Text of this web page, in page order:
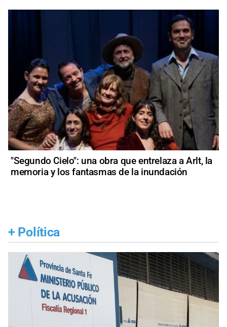
"Segundo Cielo": una obra que entrelaza a Arlt, la
memoria y los fantasmas de la inundación
+ Política